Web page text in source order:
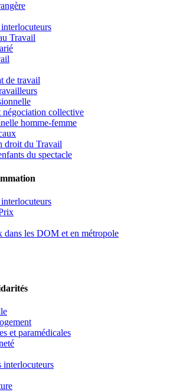
Travail
de travail
négociation collective
homme-femme
droit du Travail
du spectacle
dans les DOM et en métropole
et paramédicales
interlocuteurs